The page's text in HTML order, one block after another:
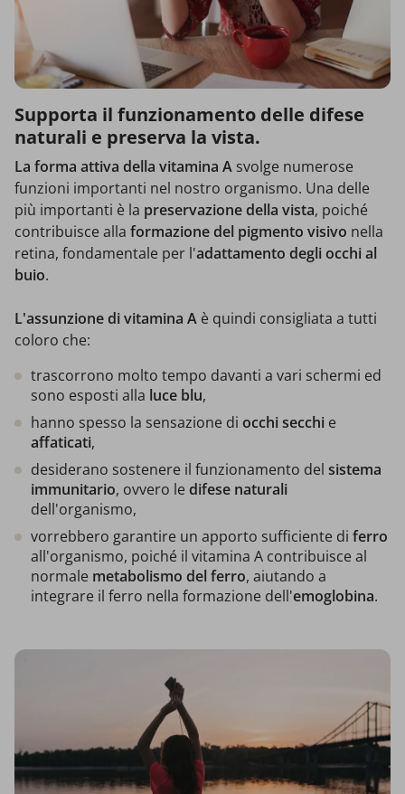
Supporta il funzionamento delle difese
naturali e preserva la vista.
La forma attiva della vitamina A svolge numerose
funzioni importanti nel nostro organismo. Una delle
più importanti è la preservazione della vista, poiché
contribuisce alla formazione del pigmento visivo nella
retina, fondamentale per l'adattamento degli occhi al
buio.
L'assunzione di vitamina A è quindi consigliata a tutti
coloro che:
trascorrono molto tempo davanti a vari schermi ed
sono esposti alla luce blu,
hanno spesso la sensazione di occhi secchi e
affaticati,
desiderano sostenere il funzionamento del sistema
immunitario, ovvero le difese naturali
dell'organismo,
vorrebbero garantire un apporto sufficiente di ferro
all'organismo, poiché il vitamina A contribuisce al
normale metabolismo del ferro, aiutando a
integrare il ferro nella formazione dell'emoglobina.